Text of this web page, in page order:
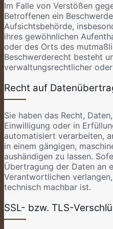
Im Falle von Verstößen
Betroffenen ein
Aufsichtsbehörde,
ihres gewöhnlichen
oder des Orts des
Beschwerderecht besteht
verwaltungsrechtlicher
Recht auf
Sie haben das Recht,
Einwilligung oder in
automatisiert verarbeiten,
in einem gängigen,
aushändigen zu lassen.
Übertragung der Daten an
Verantwortlichen
technisch machbar ist.
SSL- bzw. TLS-